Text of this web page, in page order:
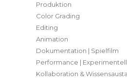
Produktion
Color Grading
Editing
Animation
Dokumentation | Spielfilm
Performance | Experimentell
Kollaboration &